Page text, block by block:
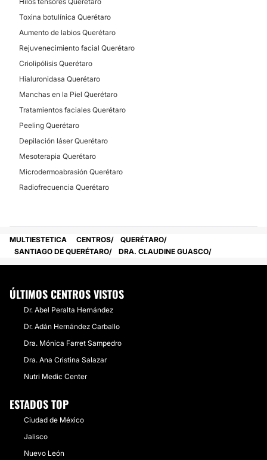
Posibilidad de videoconsulta:
No
Financiación o facilidades de pago:
No
Toxina botulínica Querétaro
Aumento de labios Querétaro
Rejuvenecimiento facial Querétaro
Criolipólisis Querétaro
Hialuronidasa Querétaro
Manchas en la Piel Querétaro
Tratamientos faciales Querétaro
Peeling Querétaro
Depilación láser Querétaro
Mesoterapia Querétaro
Microdermoabrasión Querétaro
Radiofrecuencia Querétaro
MULTIESTETICA CENTROS
QUERÉTARO
SANTIAGO DE QUERÉTARO
DRA. CLAUDINE GUASCO
ÚLTIMOS CENTROS VISTOS
Dr. Abel Peralta Hernández
Dr. Adán Hernández Carballo
Dra. Mónica Farret Sampedro
Dra. Ana Cristina Salazar
Nutri Medic Center
ESTADOS TOP
Ciudad de México
Jalisco
Nuevo León